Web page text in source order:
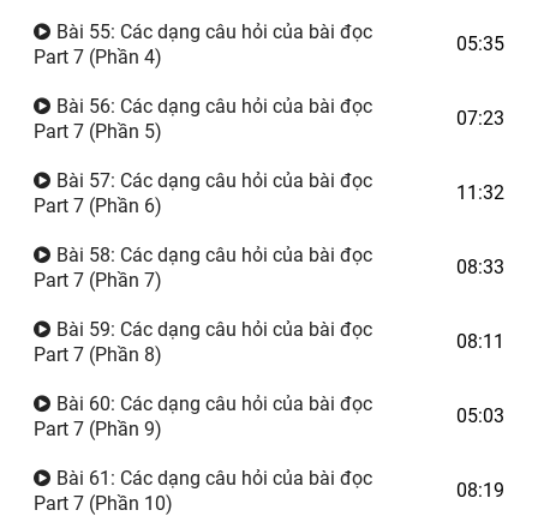
Bài 55: Các dạng câu hỏi của bài đọc
Part 7 (Phần 4)
05:35
Bài 56: Các dạng câu hỏi của bài đọc
Part 7 (Phần 5)
07:23
Bài 57: Các dạng câu hỏi của bài đọc
Part 7 (Phần 6)
11:32
Bài 58: Các dạng câu hỏi của bài đọc
Part 7 (Phần 7)
08:33
Bài 59: Các dạng câu hỏi của bài đọc
Part 7 (Phần 8)
08:11
Bài 60: Các dạng câu hỏi của bài đọc
Part 7 (Phần 9)
05:03
Bài 61: Các dạng câu hỏi của bài đọc
Part 7 (Phần 10)
08:19